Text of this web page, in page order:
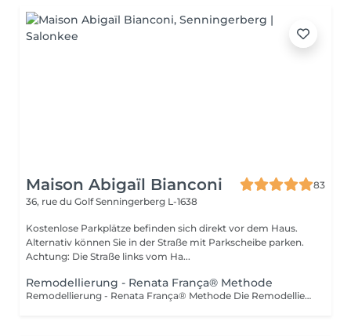
Maison Abigaïl Bianconi
83
36, rue du GolfSenningerberg L-1638
Kostenlose Parkplätze befinden sich direkt vor dem Haus.
Alternativ können Sie in der Straße mit Parkscheibe parken.
Achtung: Die Straße links vom Ha...
Remodellierung - Renata França® Methode
Remodellierung - Renata França® Methode Die Remodellierung nach der Renata França Methode ist eine fachkundige Körperbehandlung, die sich durch feste, schnelle und präzise Grifftechniken auszeichnet und am gesamten Körper angewendet wird, um die Silhouette tiefgehend neu zu formen. Diese Methode wirkt direkt auf das Gewebe und die Fettzellen (Adipozyten), ermöglicht eine Neupositionierung der Volumen, harmonisiert die natürlichen Körperkonturen und verbessert die Hautfestigkeit. Im Gegensatz zu einer reinen Fettreduktion zielt die Renata França Remodellierung darauf ab, die Silhouette auf kohärente und ästhetische Weise neu auszubalancieren und zu strukturieren. Die angewendeten Techniken kombinieren Knet-, Zupf- und Gleitbewegungen, fördern die Blut- und Lymphzirkulation, mobilisieren lokalisierte Fettansammlungen und verbessern die Hautqualität. Die Körperkonturen wirken definierter, die Haut glatter und die Silhouette sichtbar verfeinert. Für optimale Ergebnisse wird dringend empfohlen, mindestens eine lymphatische Drainage nach der Renata França Methode vor Beginn der Remodellierung durchzuführen. Die Drainage hilft, das Gewebe zu entstauen, die Lymphzirkulation zu aktivieren und den Körper optimal auf eine effektivere und nachhaltigere Remodellierung vorzubereiten. Diese Behandlung richtet sich an Personen, die ihre Silhouette auf natürliche, nicht-invasive und körperrespektierende Weise formen möchten und dabei von einer fachkundigen Betreuung profitieren wollen.